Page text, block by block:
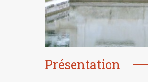
Présentation